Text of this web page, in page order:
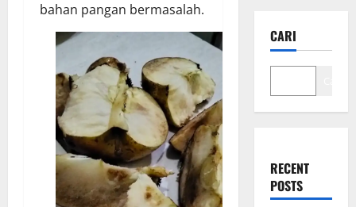
bahan pangan bermasalah.
CARI
RECENT
POSTS